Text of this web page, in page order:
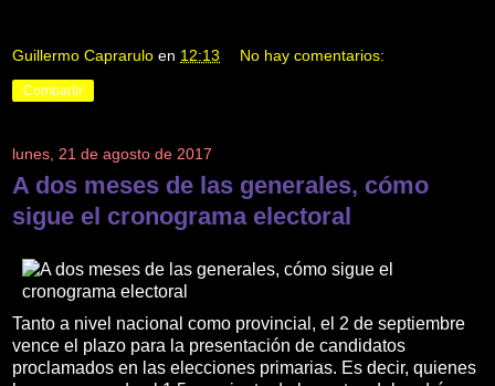
Guillermo Caprarulo en 12:13 No hay comentarios:
Compartir
lunes, 21 de agosto de 2017
A dos meses de las generales, cómo
sigue el cronograma electoral
Tanto a nivel nacional como provincial, el 2 de septiembre
vence el plazo para la presentación de candidatos
proclamados en las elecciones primarias. Es decir, quienes